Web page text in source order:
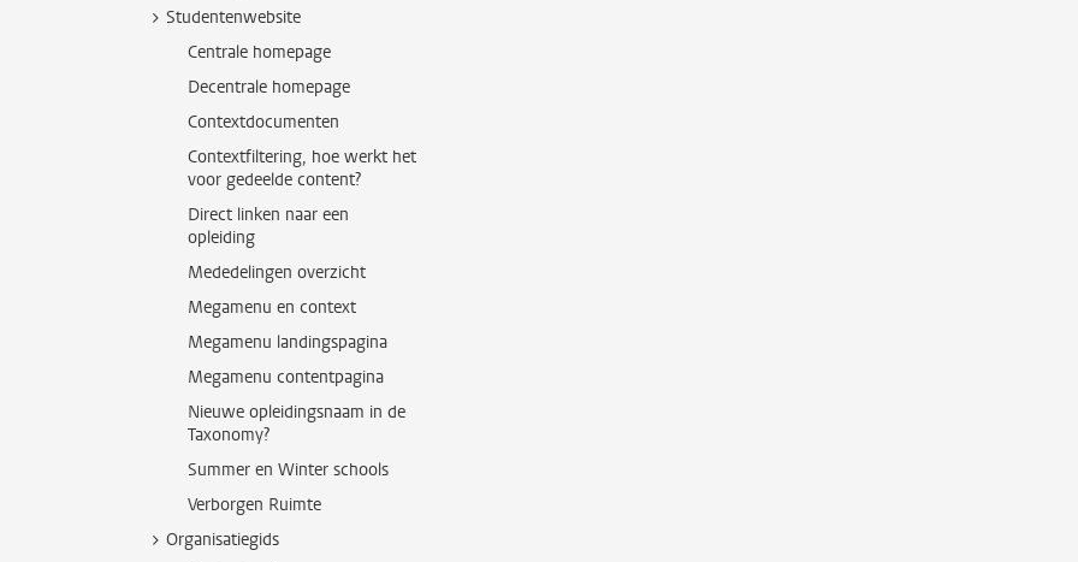
Studentenwebsite
Centrale homepage
Decentrale homepage
Contextdocumenten
Contextfiltering, hoe werkt het
voor gedeelde content?
Direct linken naar een
opleiding
Mededelingen overzicht
Megamenu en context
Megamenu landingspagina
Megamenu contentpagina
Nieuwe opleidingsnaam in de
Taxonomy?
Summer en Winter schools
Verborgen Ruimte
Organisatiegids